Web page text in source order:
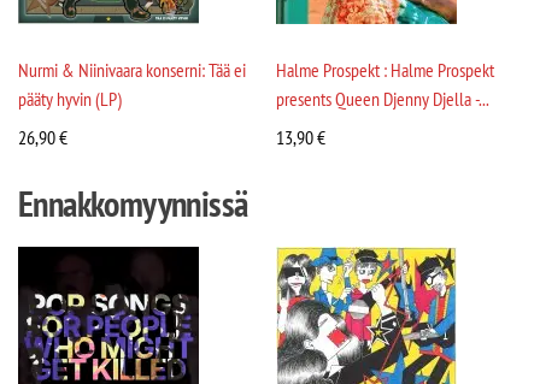
Nurmi & Niinivaara konserni: Tää ei
pääty hyvin (LP)
26,90€
Halme Prospekt : Halme Prospekt
presents Queen Djenny Djella -...
13,90€
Ennakkomyynnissä